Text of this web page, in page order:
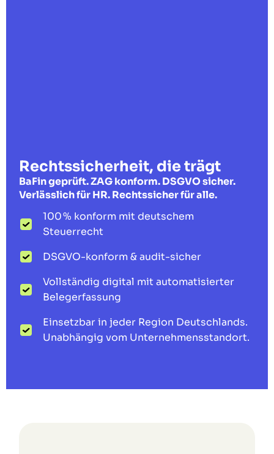
Rechtssicherheit, die trägt
BaFin geprüft. ZAG konform. DSGVO sicher.
Verlässlich für HR. Rechtssicher für alle.
100 % konform mit deutschem
Steuerrecht
DSGVO-konform & audit-sicher
Vollständig digital mit automatisierter
Belegerfassung
Einsetzbar in jeder Region Deutschlands.
Unabhängig vom Unternehmensstandort.